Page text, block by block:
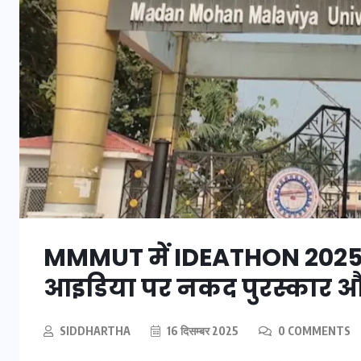
MMMUT में IDEATHON
आइडिया पर नकद पुरस्कार
SIDDHARTHA 16 दिसम्बर 2025 0 COMMENTS
यूपी लेखपाल भर्ती: ओबीसी को
मिली बड़ी राहत, 2158 पदों पर
बंपर वैकेंसी, जनरल कोटे में भारी
कटौती
29 दिसम्बर 2025